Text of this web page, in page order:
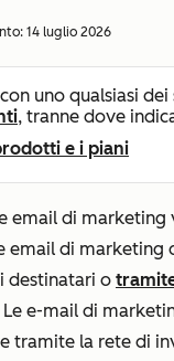
14 luglio 2026
uno qualsiasi dei
, tranne dove
e i piani
email di marketing
email di marketing
destinatari o
Le e-mail di
tramite la rete di